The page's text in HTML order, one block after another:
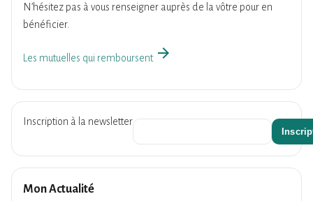
N’hésitez pas à vous renseigner auprès de la vôtre pour en
bénéficier.
Les mutuelles qui remboursent arrow_forward
Inscription à la newsletter
Mon Actualité